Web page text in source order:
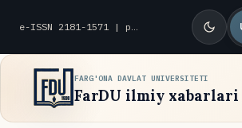
e-ISSN 2181-1571 | p-ISSN 2010-8419
FARG'ONA DAVLAT UNIVERSITETI
FarDU ilmiy xabarlari